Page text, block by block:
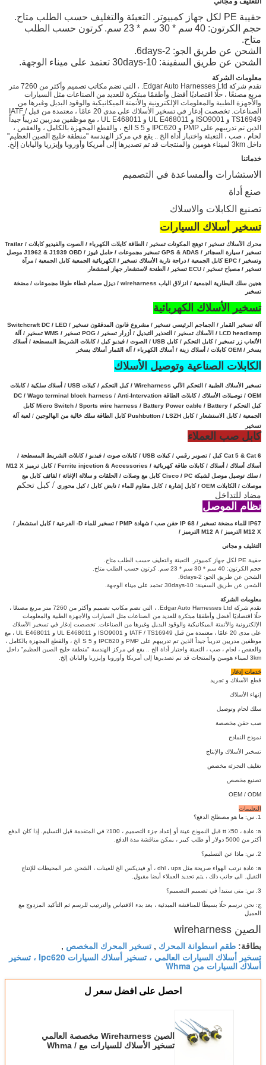
حقيبة PE لكل جهاز كمبيوتر.
التعبئة والتغليف حسب الطلب متاح.
حجم الكرتون: 40 سم * 30 سم * 23 سم.
كرتون حسب الطلب
متاح.
الشحن عن طريق الجو: 2-6days.
الشحن عن طريق السفينة: 10-30days تعتمد على ميناء الوجهة.
معلومات الشركة
تقدم شركة Edgar Auto Harnesses Ltd. ، التي تضم مكاتب تصميم وأكثر من 7260 متر
مربع مصنعًا ، حلًا اقتصاديًا أفضل وأطقمًا مبتكرة للعديد من الصناعات مثل السيارات
والأجهزة الطبية والمعلومات الإلكترونية والأتمتة الميكانيكية والوقود البديل وغيرها من
الصناعات. تخصصت إدغار في تسخير الأسلاك على مدى 20 عامًا ، معتمدة من قبل IATF /
TS16949 و ISO9001 و UL E468011 و UL E468011 ، مع موظفين مدربين تدريباً جيداً
الذين تم تدريبهم على PMP و IPC620 و 5 S الخ ، والقطع المجهزة بالكامل ، والعقص ،
لحام ، صب ، التعبئة واختبار أداة الخ .. يقع في مركز الهندسة "منطقة خليج الصين العظيم"
داخل 3km لميناء هومين والمنتجات قد تم تصديرها إلى أمريكا وأوروبا وإيزريا واليابان إلخ.
خدماتنا
الاستشارات والمساعدة في التصميم
صنع أداة
تصنيع الكابلات والاسلاك
تسخير أسلاك السيارات
محرك الأسلاك تسخير / توهج المكونات تسخير / الطاقة كابلات الكهرباء / الصوت والفيديو كابلات / Trailar
تسخير / سيارة السجائر / GPS & ADAS تسخير مجموعات / حامل فيوز / J1962 & J1939 OBD موصل
وتسخير / EPC كابل الجمعية /
دراجة نارية الأسلاك تسخير / الكهربائية الجمعية كابل الجمعية / مرآة
تسخير / مصباح تسخير / ECU تسخير / الطنحة لاستشعار جهاز استشعار
هجين سلك البطارية الجمعية /
انزلاق الباب wireharness / ديزل صمام غطاء طوقا مجموعات / مضخة
تسخير
تسخير الأسلاك الكهربائية
آلة تسخير القمار / الجماجم الرئيسي تسخير / مشروع قانون المدققون تسخير / Switchcraft DC / LED
/ LCD headlamp الأسلاك تسخير / التحذير التبديل / أزرار تسخير / POG تسخير / WMS تسخير / آلة
الألعاب زر تسخير /
كابل التحكم / كابل USB / الصوت / فيديو كبل / كابلات الشريط المسطحة / أسلاك
يسخر / OEM كابلات / أسلاك زينة / أسلاك الكهرباء / آلة القمار أسلاك يسخر
الكابلات الصناعية وتوصيل الأسلاك
تسخير الأسلاك الطبية / التحكم الآلي Wireharness / كبل التحكم / كبلات USB / أسلاك سلكية / كابلات
OEM / توصيلات الأسلاك / كابلات الطاقة DC / Wago terminal block harness / Anti-Intervation
كبل التحكم / Micro Switch / Sports wire harness / Battery Power cable /
Battery كابل
الجمعية / كابل الاستشعار / كابل Pushbutton / LSZH كابل الطاقة سلك خالية من الهالوجين / لعبة آلة
تسخير
كابل صب العملاء
Cat 5 & Cat 6 كبل / تصوير رقمي / كبلات USB / كابلات صوت / فيديو / كابلات الشريط المسطحة /
أسلاك أسلاك / أسلاك / كابلات طاقة كهربائية / Ferrite injcetion & Accessories / كابل ترميز M12 X
/ سلك توصيل موصل لشبكة Cisco / PC كابل مع وصلات / الحلقات و سلالة الإغاثة / لفائف كابل مع
موصلات /
الكابلات OEM / كابل إشارة / كابل مقاوم للماء / نابض كابل / كبل محوري / كبل تحكم
مضاد للتداخل
نظام الموصل
IP67 للماء
مضخة تسخير / IP 68 حقن صب / شهادة PMP / تسخير للماء D- الفرعية / كابل استشعار /
M12 X الترميز /
M12 A الترميز /
التغليف و مجاني
حقيبة PE لكل جهاز كمبيوتر.
التعبئة والتغليف حسب الطلب متاح.
حجم الكرتون: 40 سم * 30 سم * 23 سم.
كرتون حسب الطلب متاح.
الشحن عن طريق الجو: 2-6days.
الشحن عن طريق السفينة: 10-30days تعتمد على ميناء الوجهة.
معلومات الشركة
تقدم شركة Edgar Auto Harnesses Ltd. ، التي تضم مكاتب تصميم وأكثر من 7260 متر مربع مصنعًا ،
حلًا اقتصاديًا أفضل وأطقمًا مبتكرة للعديد من الصناعات مثل السيارات والأجهزة الطبية والمعلومات
الإلكترونية والأتمتة الميكانيكية والوقود البديل وغيرها من الصناعات. تخصصت إدغار في تسخير الأسلاك
على مدى 20 عامًا ، معتمدة من قبل IATF / TS16949 و ISO9001 و UL E468011 و UL E468011 ، مع
موظفين مدربين تدريباً جيداً الذين تم تدريبهم على PMP و IPC620 و 5 S الخ ، والقطع المجهزة بالكامل ،
والعقص ، لحام ، صب ، التعبئة واختبار أداة الخ .. يقع في مركز الهندسة "منطقة خليج الصين العظيم" داخل
3km لميناء هومين والمنتجات قد تم تصديرها إلى أمريكا وأوروبا وإيزريا واليابان إلخ.
خدمات إدغار
قطع الأسلاك و تجريد
إنهاء الأسلاك
سلك لحام وتوصيل
صب حقن مخصصة
نموذج النماذج
تسخير الأسلاك والإنتاج
تغليف التجزئة مخصص
تصنيع مخصص
OEM / ODM
التعليمات
1. س: ما هو مصطلح الدفع؟
a: عادة ، 50٪ tt قبل النموذج عينة أو إعداد جزء التصميم ، 100٪ في المتقدمة قبل التسليم.
إذا كان الدفع
أكثر من 5000 دولار أو طلب كبير ، يمكن مناقشة مدة الدفع.
2. س: ماذا عن التسليم؟
a: عادة نرتب الهواء صريحة مثل dhl ، ups ، أو فيديكس الخ للعينات ، الشحن عبر المحيطات للإنتاج
الثقيل.
الى جانب ذلك ، يتم تحديد العملاء أيضا مقبول.
3. س: متى ستبدأ في تصميم التصميم؟
ج: نحن نرسم حلًا بسيطًا للمناقشة المبدئية ، بعد بدء الاقتباس والترتيب للرسم ثم التأكيد المزدوج مع
العميل
الصين wireharness
بطاقة: طقم اسطوانة المحرك , تسخير المحرك المخصص ,
تسخير أسلاك السيارات العالمي ، تسخير أسلاك السيارات Ipc620 ، تسخير
أسلاك السيارات من Whma
احصل على افضل سعر ل
الصين Wireharness مخصصة العالمي
تسخير الأسلاك للسيارات مع Whma /